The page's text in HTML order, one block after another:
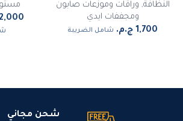
النظافة, وراقات وموزعات صابون
ومجففات ايدي
شامل الضريبة
شحن مجاني